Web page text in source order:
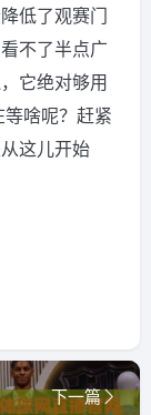
低了观赛门
不了半点广
它绝对够用
啥呢？赶紧
这儿开始
下一篇